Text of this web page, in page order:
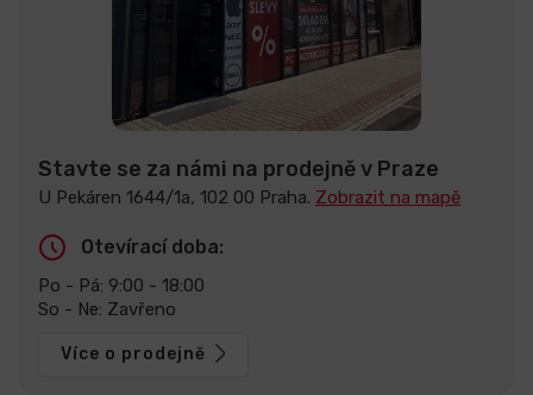
Stavte se za námi na prodejně v Praze
U Pekáren 1644/1a, 102 00 Praha. Zobrazit na mapě
Otevírací doba:
Po - Pá: 9:00 - 18:00
So - Ne: Zavřeno
Více o prodejně